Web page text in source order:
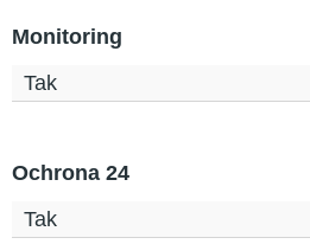
Monitoring
Tak
Ochrona 24
Tak